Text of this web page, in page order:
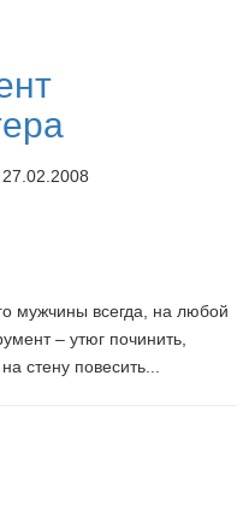
мужчины всегда, на любой
– утюг починить,
стену повесить...
27.02.2008